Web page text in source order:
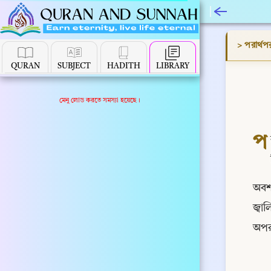
QURAN SUBJECT HADITH LIBRARY
মেনু লোড করতে সমস্যা হয়েছে।
>
প